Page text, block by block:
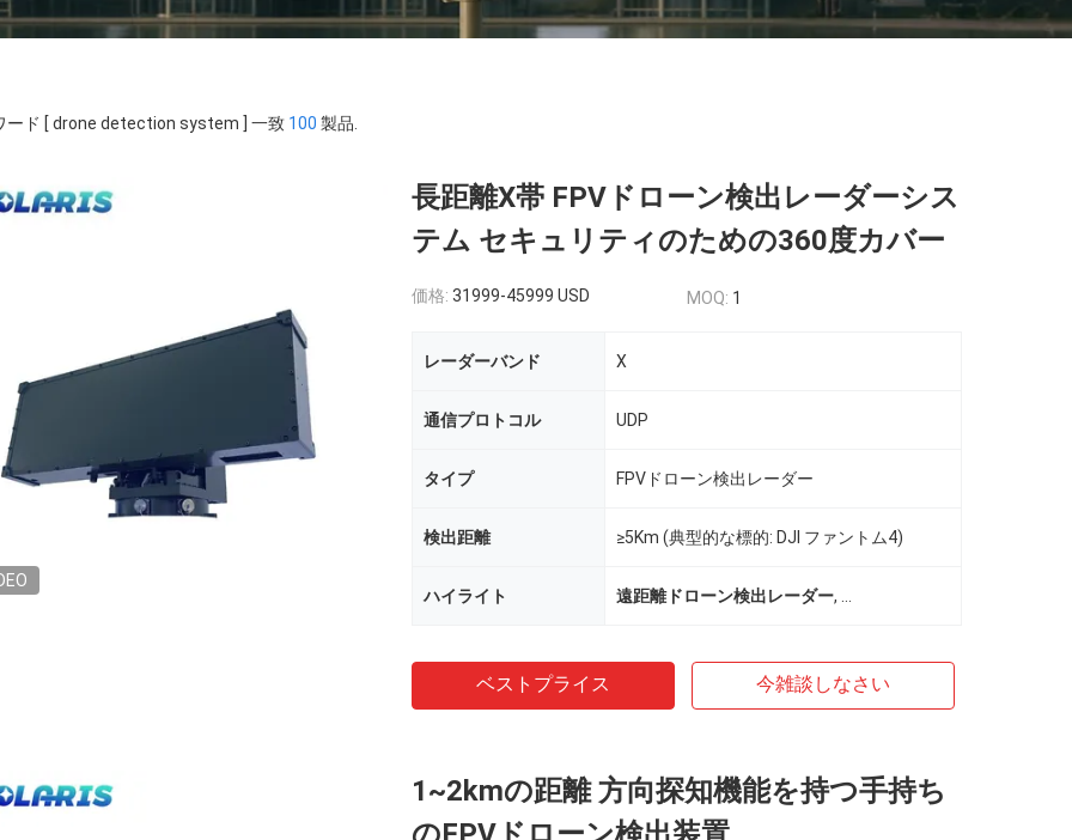
ード [ drone detection system ] 一致 100 製品.
長距離X帯 FPVドローン検出レーダーシス
テム セキュリティのための360度カバー
価格: 31999-45999 USD MOQ: 1
レーダーバンド X
通信プロトコル UDP
タイプ FPVドローン検出レーダー
検出距離 ≥5Km (典型的な標的: DJI ファントム4)
ハイライト 遠距離ドローン検出レーダー,
ベストプライス 今雑談しなさい
1~2kmの距離 方向探知機能を持つ手持ち